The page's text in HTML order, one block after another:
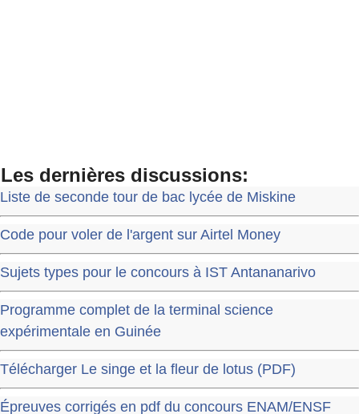
Les dernières discussions:
Liste de seconde tour de bac lycée de Miskine
Code pour voler de l'argent sur Airtel Money
Sujets types pour le concours à IST Antananarivo
Programme complet de la terminal science
expérimentale en Guinée
Télécharger Le singe et la fleur de lotus (PDF)
Épreuves corrigés en pdf du concours ENAM/ENSF